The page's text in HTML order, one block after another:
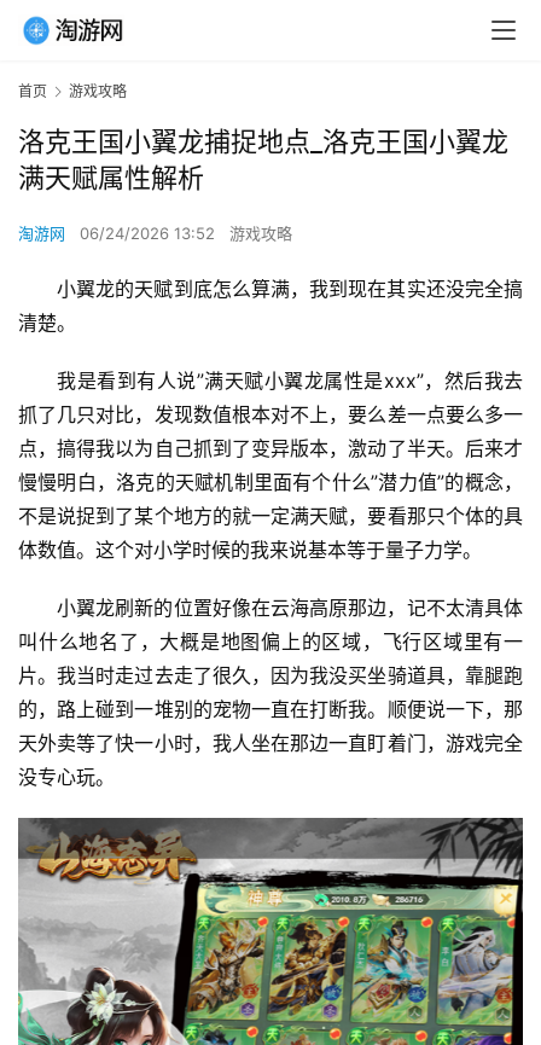
首页 游戏攻略
洛克王国小翼龙捕捉地点_洛克王国小翼龙
满天赋属性解析
淘游网 06/24/2026 13:52 游戏攻略
小翼龙的天赋到底怎么算满，我到现在其实还没完全搞
清楚。
我是看到有人说”满天赋小翼龙属性是xxx”，然后我去
抓了几只对比，发现数值根本对不上，要么差一点要么多一
点，搞得我以为自己抓到了变异版本，激动了半天。后来才
慢慢明白，洛克的天赋机制里面有个什么”潜力值”的概念，
不是说捉到了某个地方的就一定满天赋，要看那只个体的具
体数值。这个对小学时候的我来说基本等于量子力学。
小翼龙刷新的位置好像在云海高原那边，记不太清具体
叫什么地名了，大概是地图偏上的区域，飞行区域里有一
片。我当时走过去走了很久，因为我没买坐骑道具，靠腿跑
的，路上碰到一堆别的宠物一直在打断我。顺便说一下，那
天外卖等了快一小时，我人坐在那边一直盯着门，游戏完全
没专心玩。